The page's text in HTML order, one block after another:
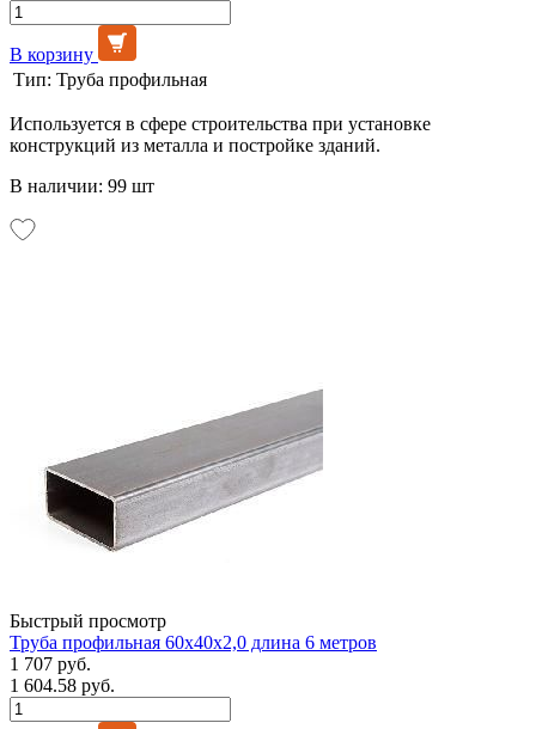
В корзину
Тип: Труба профильная
Используется в сфере строительства при установке
конструкций из металла и постройке зданий.
В наличии: 99 шт
Быстрый просмотр
Труба профильная 60х40х2,0 длина 6 метров
1 707 руб.
1 604.58 руб.